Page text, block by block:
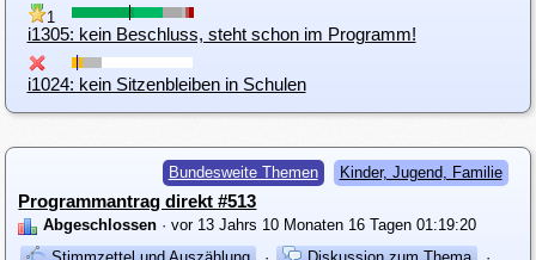
1
i1305: kein Beschluss, steht schon im Programm!
i1024: kein Sitzenbleiben in Schulen
Bundesweite Themen Kinder, Jugend, Familie
Programmantrag direkt #513
Abgeschlossen · vor 13 Jahrs 10 Monaten 16 Tagen 01:19:20